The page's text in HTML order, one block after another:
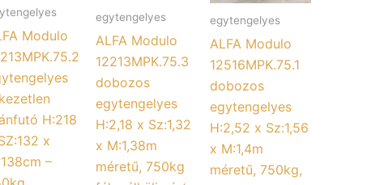
Modulo
H:218
x
–
egytengelyes
ALFA Modulo
12213MPK.75.3
dobozos
egytengelyes
H:2,18 x Sz:1,32
x M:1,38m
méretű, 750kg
egytengelyes
ALFA Modulo
12516MPK.75.1
dobozos
egytengelyes
H:2,52 x Sz:1,56
x M:1,4m
méretű, 750kg,